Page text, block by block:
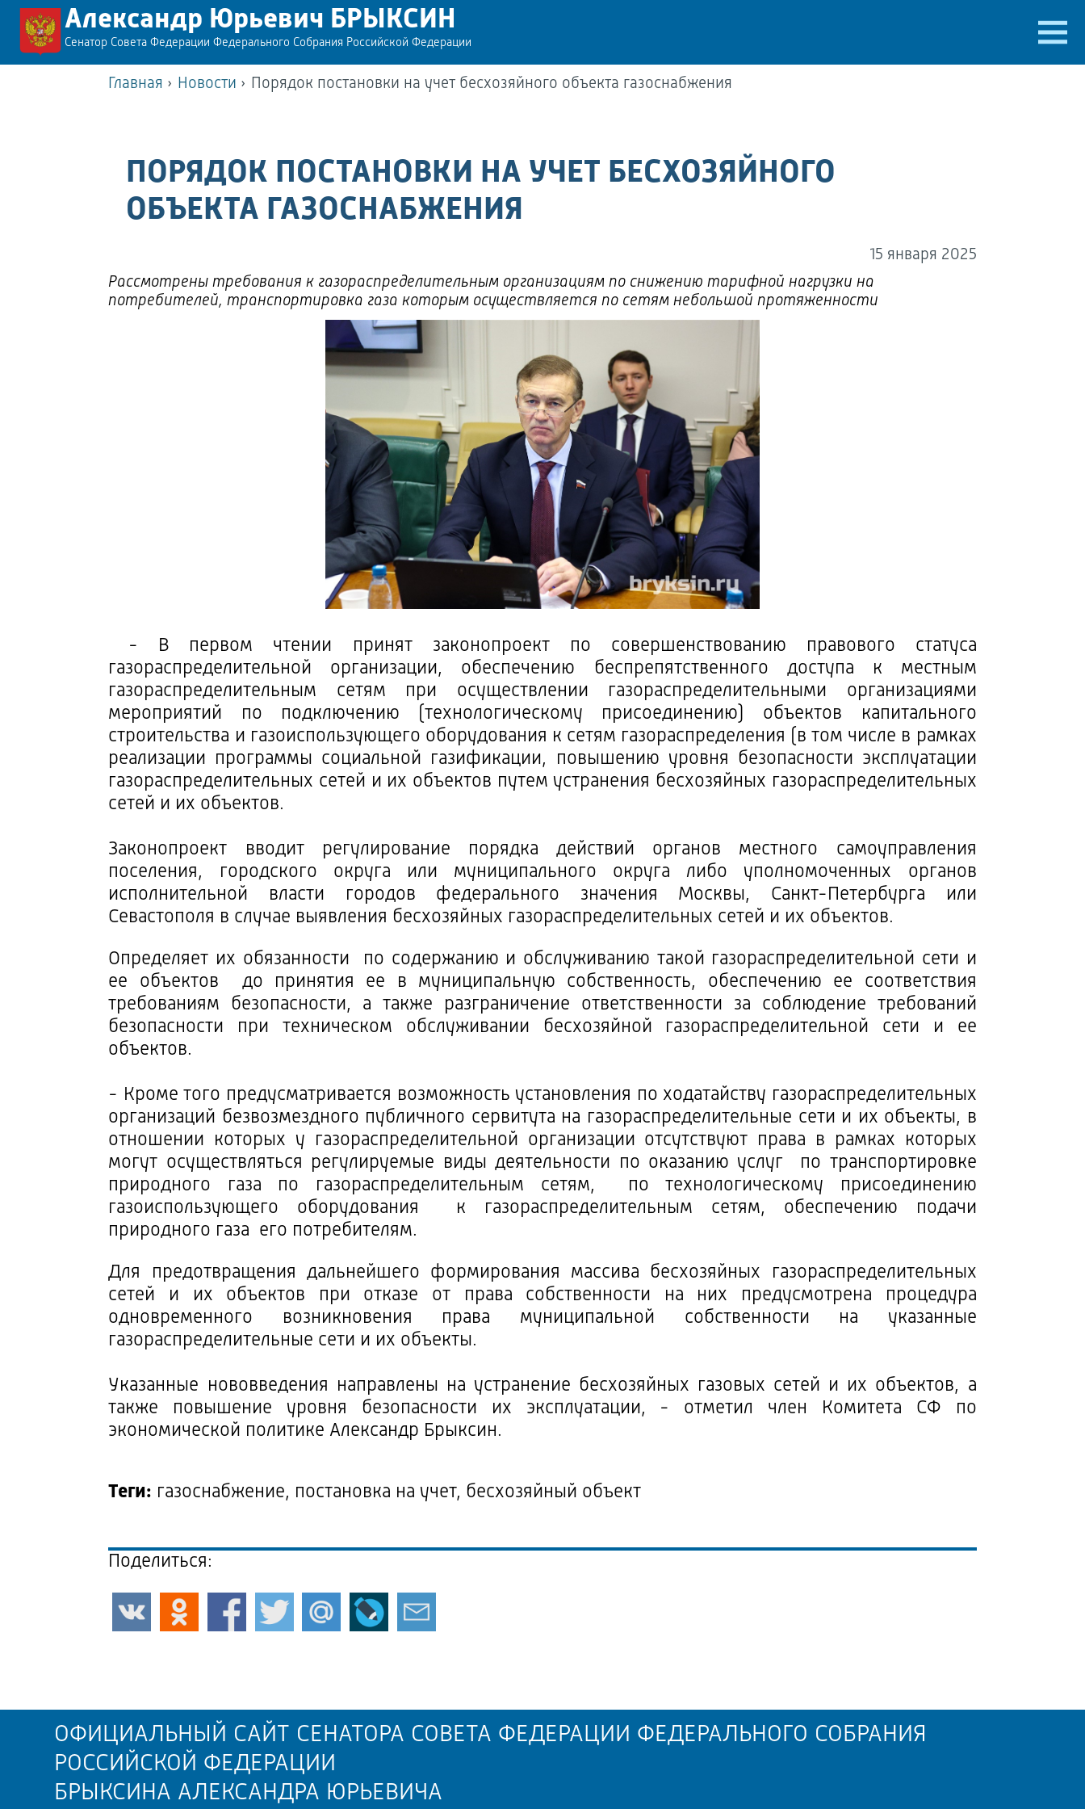
Александр Юрьевич БРЫКСИН
Сенатор Совета Федерации Федерального Собрания Российской Федерации
Главная › Новости › Порядок постановки на учет бесхозяйного объекта газоснабжения
ПОРЯДОК ПОСТАНОВКИ НА УЧЕТ БЕСХОЗЯЙНОГО
ОБЪЕКТА ГАЗОСНАБЖЕНИЯ
15 января 2025
Рассмотрены требования к газораспределительным организациям по снижению тарифной нагрузки на
потребителей, транспортировка газа которым осуществляется по сетям небольшой протяженности
- В первом чтении принят законопроект по совершенствованию правового статуса
газораспределительной организации, обеспечению беспрепятственного доступа к местным
газораспределительным сетям при осуществлении газораспределительными организациями
мероприятий по подключению (технологическому присоединению) объектов капитального
строительства и газоиспользующего оборудования к сетям газораспределения (в том числе в рамках
реализации программы социальной газификации, повышению уровня безопасности эксплуатации
газораспределительных сетей и их объектов путем устранения бесхозяйных газораспределительных
сетей и их объектов.
Законопроект вводит регулирование порядка действий органов местного самоуправления
поселения, городского округа или муниципального округа либо уполномоченных органов
исполнительной власти городов федерального значения Москвы, Санкт-Петербурга или
Севастополя в случае выявления бесхозяйных газораспределительных сетей и их объектов.
Определяет их обязанности по содержанию и обслуживанию такой газораспределительной сети и
ее объектов до принятия ее в муниципальную собственность, обеспечению ее соответствия
требованиям безопасности, а также разграничение ответственности за соблюдение требований
безопасности при техническом обслуживании бесхозяйной газораспределительной сети и ее
объектов.
- Кроме того предусматривается возможность установления по ходатайству газораспределительных
организаций безвозмездного публичного сервитута на газораспределительные сети и их объекты, в
отношении которых у газораспределительной организации отсутствуют права в рамках которых
могут осуществляться регулируемые виды деятельности по оказанию услуг по транспортировке
природного газа по газораспределительным сетям, по технологическому присоединению
газоиспользующего оборудования к газораспределительным сетям, обеспечению подачи
природного газа его потребителям.
Для предотвращения дальнейшего формирования массива бесхозяйных газораспределительных
сетей и их объектов при отказе от права собственности на них предусмотрена процедура
одновременного возникновения права муниципальной собственности на указанные
газораспределительные сети и их объекты.
Указанные нововведения направлены на устранение бесхозяйных газовых сетей и их объектов, а
также повышение уровня безопасности их эксплуатации, - отметил член Комитета СФ по
экономической политике Александр Брыксин.
Теги: газоснабжение, постановка на учет, бесхозяйный объект
Поделиться:
ОФИЦИАЛЬНЫЙ САЙТ СЕНАТОРА СОВЕТА ФЕДЕРАЦИИ ФЕДЕРАЛЬНОГО СОБРАНИЯ
РОССИЙСКОЙ ФЕДЕРАЦИИ
БРЫКСИНА АЛЕКСАНДРА ЮРЬЕВИЧА